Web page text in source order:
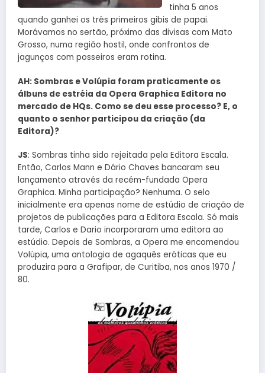
tinha 5 anos
quando ganhei os três primeiros gibis de papai.
Morávamos no sertão, próximo das divisas com Mato
Grosso, numa região hostil, onde confrontos de
jagunços com posseiros eram rotina.
AH: Sombras e Volúpia foram praticamente os
álbuns de estréia da Opera Graphica Editora no
mercado de HQs. Como se deu esse processo? E, o
quanto o senhor participou da criação (da
Editora)?
JS: Sombras tinha sido rejeitada pela Editora Escala.
Então, Carlos Mann e Dário Chaves bancaram seu
lançamento através da recém-fundada Opera
Graphica. Minha participação? Nenhuma. O selo
inicialmente era apenas nome de estúdio de criação de
projetos de publicações para a Editora Escala. Só mais
tarde, Carlos e Dario incorporaram uma editora ao
estúdio. Depois de Sombras, a Opera me encomendou
Volúpia, uma antologia de agaquês eróticas que eu
produzira para a Grafipar, de Curitiba, nos anos 1970 /
80.